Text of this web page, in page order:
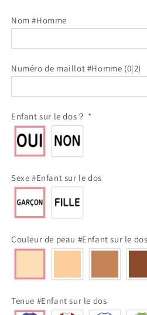
Nom #Homme
Numéro de maillot #Homme (0|2)
Enfant sur le dos？ *
Sexe #Enfant sur le dos
Couleur de peau #Enfant sur le dos
Tenue #Enfant sur le dos